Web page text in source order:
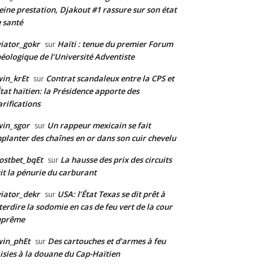
prestation, Djakout #1 rassure sur son état
santé
sur Haïti : tenue du premier Forum
de l’Université Adventiste
sur Contrat scandaleux entre la CPS et
haïtien: la Présidence apporte des
sur Un rappeur mexicain se fait
des chaînes en or dans son cuir chevelu
sur La hausse des prix des circuits
la pénurie du carburant
sur USA: l’État Texas se dit prêt à
la sodomie en cas de feu vert de la cour
sur Des cartouches et d’armes à feu
à la douane du Cap-Haïtien